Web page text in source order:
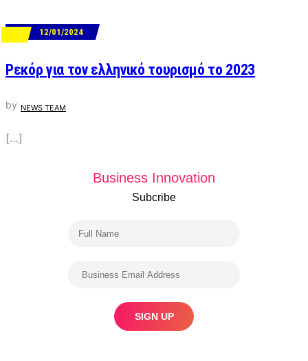
12/01/2024
Ρεκόρ για τον ελληνικό τουρισμό το 2023
by NEWS TEAM
[…]
Business Innovation
Subcribe